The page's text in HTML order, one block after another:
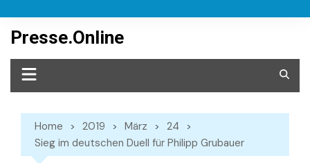
content
Presse.Online
Home 2019 März
24
Sieg im deutschen Duell für Philipp Grubauer